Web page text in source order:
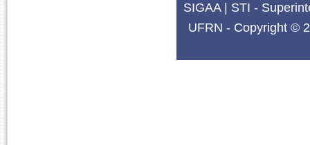
SIGAA | STI -
UFRN - Copyright ©